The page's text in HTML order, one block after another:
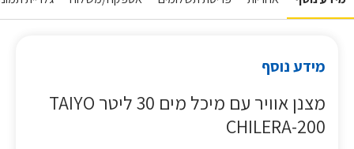
מידע נוסף
מצנן אוויר עם מיכל מים 30 ליטר TAIYO
CHILERA-200